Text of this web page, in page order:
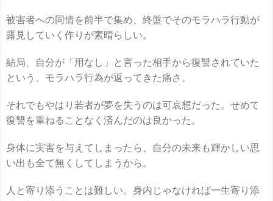
被害者への同情を前半で集め、終盤でそのモラハラ行動が
露見していく作りが素晴らしい。
結局、自分が「用なし」と言った相手から復讐されていた
という、モラハラ行為が返ってきた痛さ。
それでもやはり若者が夢を失うのは可哀想だった。せめて
復讐を重ねることなく済んだのは良かった。
身体に実害を与えてしまったら、自分の未来も輝かしい思
い出も全て無くしてしまうから。
人と寄り添うことは難しい。身内じゃなければ一生寄り添